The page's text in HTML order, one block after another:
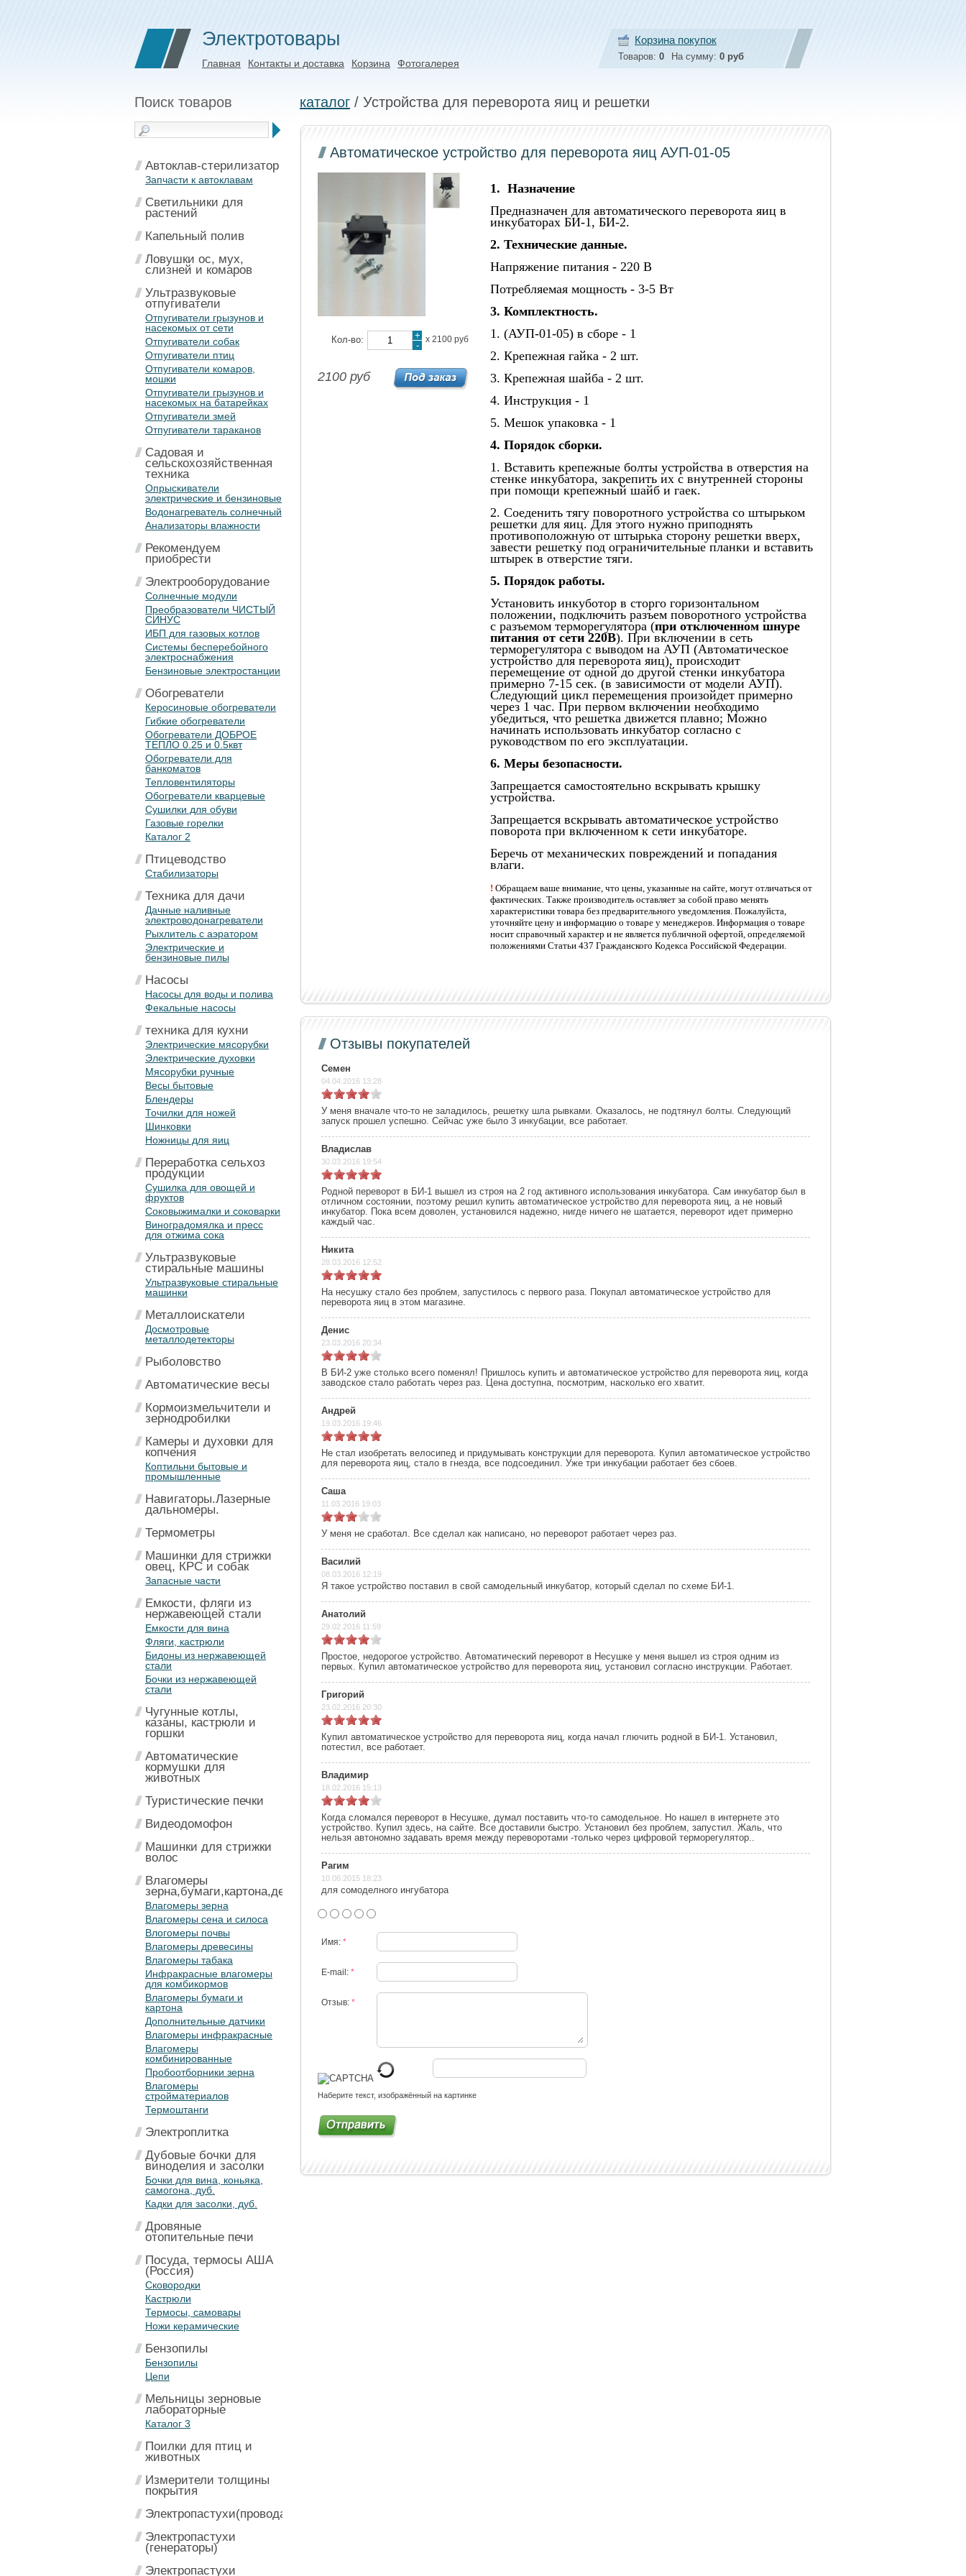
Корзина покупок
Товаров: 0 На сумму: 0 руб
Электротовары
Главная Контакты и доставка Корзина Фотогалерея
Поиск товаров
Автоклав-стерилизатор
Запчасти к автоклавам
Светильники для
растений
Капельный полив
Ловушки ос, мух,
слизней и комаров
Ультразвуковые
отпугиватели
Отпугиватели грызунов и
насекомых от сети
Отпугиватели собак
Отпугиватели птиц
Отпугиватели комаров,
мошки
Отпугиватели грызунов и
насекомых на батарейках
Отпугиватели змей
Отпугиватели тараканов
Садовая и
сельскохозяйственная
техника
Опрыскиватели
электрические и бензиновые
Водонагреватель солнечный
Анализаторы влажности
Рекомендуем
приобрести
Электрооборудование
Солнечные модули
Преобразователи ЧИСТЫЙ
СИНУС
ИБП для газовых котлов
Системы бесперебойного
электроснабжения
Бензиновые электростанции
Обогреватели
Керосиновые обогреватели
Гибкие обогреватели
Обогреватели ДОБРОЕ
ТЕПЛО 0.25 и 0.5квт
Обогреватели для
банкоматов
Тепловентиляторы
Обогреватели кварцевые
Сушилки для обуви
Газовые горелки
Каталог 2
Птицеводство
Стабилизаторы
Техника для дачи
Дачные наливные
электроводонагреватели
Рыхлитель с аэратором
Электрические и
бензиновые пилы
Насосы
Насосы для воды и полива
Фекальные насосы
техника для кухни
Электрические мясорубки
Электрические духовки
Мясорубки ручные
Весы бытовые
Блендеры
Точилки для ножей
Шинковки
Ножницы для яиц
Переработка сельхоз
продукции
Сушилка для овощей и
фруктов
Соковыжималки и соковарки
Виноградомялка и пресс
для отжима сока
Ультразвуковые
стиральные машины
Ультразвуковые стиральные
машинки
Металлоискатели
Досмотровые
металлодетекторы
Рыболовство
Автоматические весы
Кормоизмельчители и
зернодробилки
Камеры и духовки для
копчения
Коптильни бытовые и
промышленные
Навигаторы.Лазерные
дальномеры.
Термометры
Машинки для стрижки
овец, КРС и собак
Запасные части
Емкости, фляги из
нержавеющей стали
Емкости для вина
Фляги, кастрюли
Бидоны из нержавеющей
стали
Бочки из нержавеющей
стали
Чугунные котлы,
казаны, кастрюли и
горшки
Автоматические
кормушки для
животных
Туристические печки
Видеодомофон
Машинки для стрижки
волос
Влагомеры
зерна,бумаги,картона,дерева
Влагомеры зерна
Влагомеры сена и силоса
Влогомеры почвы
Влагомеры древесины
Влагомеры табака
Инфракрасные влагомеры
для комбикормов
Влагомеры бумаги и
картона
Дополнительные датчики
Влагомеры инфракрасные
Влагомеры
комбинированные
Пробоотборники зерна
Влагомеры
стройматериалов
Термоштанги
Электроплитка
Дубовые бочки для
виноделия и засолки
Бочки для вина, коньяка,
самогона, дуб.
Кадки для засолки, дуб.
Дровяные
отопительные печи
Посуда, термосы АША
(Россия)
Сковородки
Кастрюли
Термосы, самовары
Ножи керамические
Бензопилы
Бензопилы
Цепи
Мельницы зерновые
лабораторные
Каталог 3
Поилки для птиц и
животных
Измерители толщины
покрытия
Электропастухи(провода)
Электропастухи
(генераторы)
Электропастухи
каталог / Устройства для переворота яиц и решетки
Автоматическое устройство для переворота яиц АУП-01-05
Кол-во: х 2100 руб
+
-
2100 руб
1. Назначение
Предназначен для автоматического переворота яиц в
инкубаторах БИ-1, БИ-2.
2. Технические данные.
Напряжение питания - 220 В
Потребляемая мощность - 3-5 Вт
3. Комплектность.
1. (АУП-01-05) в сборе - 1
2. Крепежная гайка - 2 шт.
3. Крепежная шайба - 2 шт.
4. Инструкция - 1
5. Мешок упаковка - 1
4. Порядок сборки.
1. Вставить крепежные болты устройства в отверстия на
стенке инкубатора, закрепить их с внутренней стороны
при помощи крепежный шайб и гаек.
2. Соеденить тягу поворотного устройства со штырьком
решетки для яиц. Для этого нужно приподнять
противоположную от штырька сторону решетки вверх,
завести решетку под ограничительные планки и вставить
штырек в отверстие тяги.
5. Порядок работы.
Установить инкуботор в сторго горизонтальном
положении, подключить разъем поворотного устройства
с разъемом терморегулятора (при отключенном шнуре
питания от сети 220В). При включении в сеть
терморегулятора с выводом на АУП (Автоматическое
устройство для переворота яиц), происходит
перемещение от одной до другой стенки инкубатора
примерно 7-15 сек. (в зависимости от модели АУП).
Следующий цикл перемещения произойдет примерно
через 1 час. При первом включении необходимо
убедиться, что решетка движется плавно; Можно
начинать использовать инкубатор согласно с
руководством по его эксплуатации.
6. Меры безопасности.
Запрещается самостоятельно вскрывать крышку
устройства.
Запрещается вскрывать автоматическое устройство
поворота при включенном к сети инкубаторе.
Беречь от механических повреждений и попадания
влаги.
! Обращаем ваше внимание, что цены, указанные на сайте, могут отличаться от
фактических. Также производитель оставляет за собой право менять
характеристики товара без предварительного уведомления. Пожалуйста,
уточняйте цену и информацию о товаре у менеджеров. Информация о товаре
носит справочный характер и не является публичной офертой, определяемой
положениями Статьи 437 Гражданского Кодекса Российской Федерации.
Отзывы покупателей
Семен
04.04.2016 13:28
У меня вначале что-то не заладилось, решетку шла рывками. Оказалось, не подтянул болты. Следующий
запуск прошел успешно. Сейчас уже было 3 инкубации, все работает.
Владислав
30.03.2016 19:54
Родной переворот в БИ-1 вышел из строя на 2 год активного использования инкубатора. Сам инкубатор был в
отличном состоянии, поэтому решил купить автоматическое устройство для переворота яиц, а не новый
инкубатор. Пока всем доволен, установился надежно, нигде ничего не шатается, переворот идет примерно
каждый час.
Никита
28.03.2016 12:52
На несушку стало без проблем, запустилось с первого раза. Покупал автоматическое устройство для
переворота яиц в этом магазине.
Денис
23.03.2016 20:34
В БИ-2 уже столько всего поменял! Пришлось купить и автоматическое устройство для переворота яиц, когда
заводское стало работать через раз. Цена доступна, посмотрим, насколько его хватит.
Андрей
19.03.2016 19:46
Не стал изобретать велосипед и придумывать конструкции для переворота. Купил автоматическое устройство
для переворота яиц, стало в гнезда, все подсоединил. Уже три инкубации работает без сбоев.
Саша
11.03.2016 19:03
У меня не сработал. Все сделал как написано, но переворот работает через раз.
Василий
08.03.2016 12:19
Я такое устройство поставил в свой самодельный инкубатор, который сделал по схеме БИ-1.
Анатолий
29.02.2016 11:59
Простое, недорогое устройство. Автоматический переворот в Несушке у меня вышел из строя одним из
первых. Купил автоматическое устройство для переворота яиц, установил согласно инструкции. Работает.
Григорий
23.02.2016 20:30
Купил автоматическое устройство для переворота яиц, когда начал глючить родной в БИ-1. Установил,
потестил, все работает.
Владимир
18.02.2016 15:13
Когда сломался переворот в Несушке, думал поставить что-то самодельное. Но нашел в интернете это
устройство. Купил здесь, на сайте. Все доставили быстро. Установил без проблем, запустил. Жаль, что
нельзя автономно задавать время между переворотами -только через цифровой терморегулятор..
Рагим
10.06.2015 18:23
для сомоделного ингубатора
Имя: *
E-mail: *
Отзыв: *
Наберите текст, изображённый на картинке